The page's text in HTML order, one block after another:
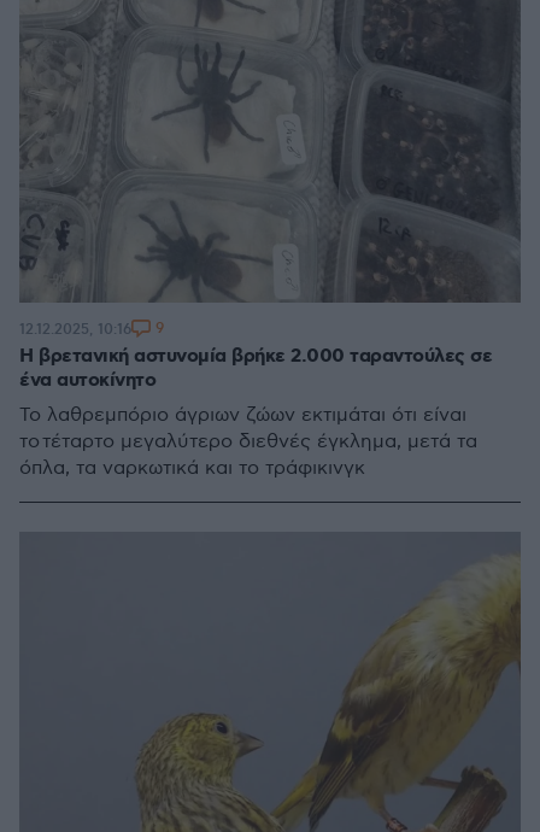
Η βρετανική αστυνομία βρήκε 2.000 ταραντούλες σε
ένα αυτοκίνητο
Το λαθρεμπόριο άγριων ζώων εκτιμάται ότι είναι
το τέταρτο μεγαλύτερο διεθνές έγκλημα, μετά τα
όπλα, τα ναρκωτικά και το τράφικινγκ
12.12.2025, 10:16 9